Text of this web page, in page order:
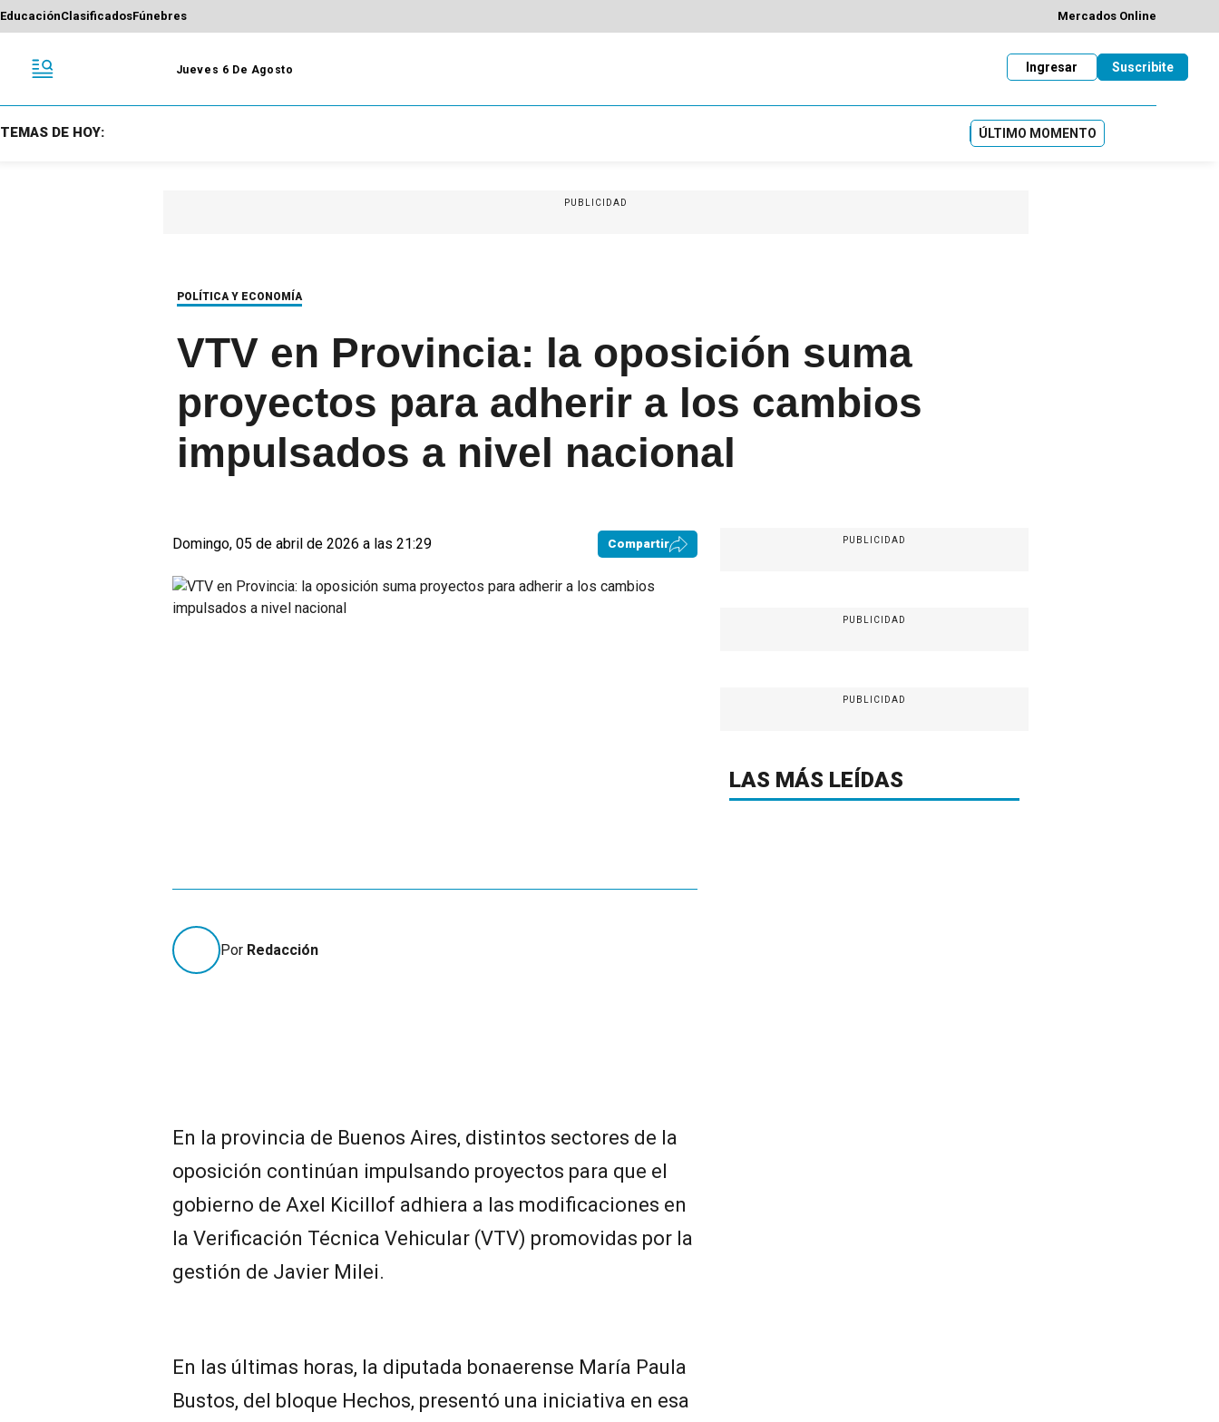
EducaciónClasificadosFúnebres Mercados Online
Jueves 6 De Agosto Suscribite
Ingresar
TEMAS DE HOY: ÚLTIMO MOMENTO
PUBLICIDAD
POLÍTICA Y ECONOMÍA
VTV en Provincia: la oposición suma
proyectos para adherir a los cambios
impulsados a nivel nacional
Domingo, 05 de abril de 2026 a las 21:29 Compartir
Por Redacción
En la provincia de Buenos Aires, distintos sectores de la
oposición continúan impulsando proyectos para que el
gobierno de Axel Kicillof adhiera a las modificaciones en
la Verificación Técnica Vehicular (VTV) promovidas por la
gestión de Javier Milei.
En las últimas horas, la diputada bonaerense María Paula
Bustos, del bloque Hechos, presentó una iniciativa en esa
PUBLICIDAD
PUBLICIDAD
PUBLICIDAD
LAS MÁS LEÍDAS